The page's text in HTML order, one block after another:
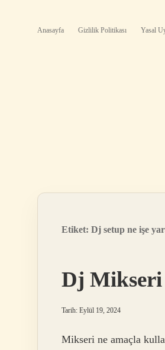
Anasayfa Gizlilik Politikası Yasal
Etiket: Dj setup ne işe
Dj Mikseri
Tarih: Eylül 19, 2024
Mikseri ne amaçla